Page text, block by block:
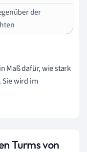
der
Maß dafür, wie stark
Sie wird im
Turms von